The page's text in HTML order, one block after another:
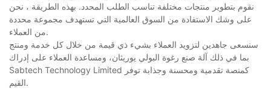
نقوم بتطوير منتجات مختلفة تناسب الطلب المحدد. بهذه الطريقة ، نحن
على وشك الاستفادة من السوق العالمية التي تستهدف مجموعة محددة
من العملاء.
سنسعى جاهدين لتزويد العملاء بشيء ذي قيمة من خلال كل خدمة ومنتج
بما في ذلك آلة صنع رغوة البولي يوريثان، ومساعدة العملاء على إدراك
Sabtech Technology Limited كمنصة تقدمية ومحسنة وجذابة توفر
القيم.